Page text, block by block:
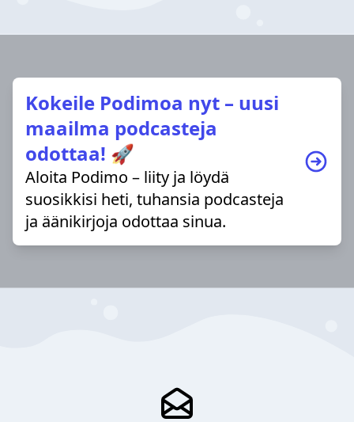
Kokeile Podimoa nyt – uusi
maailma podcasteja
odottaa! 🚀
Aloita Podimo – liity ja löydä
suosikkisi heti, tuhansia podcasteja
ja äänikirjoja odottaa sinua.